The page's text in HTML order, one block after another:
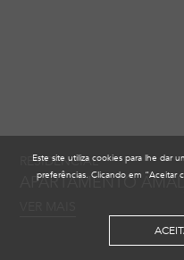
RESIDENCIAL
APARTAMENTO
Este site utiliza cookies para lhe dar
preferências. Clicando em “Aceitar